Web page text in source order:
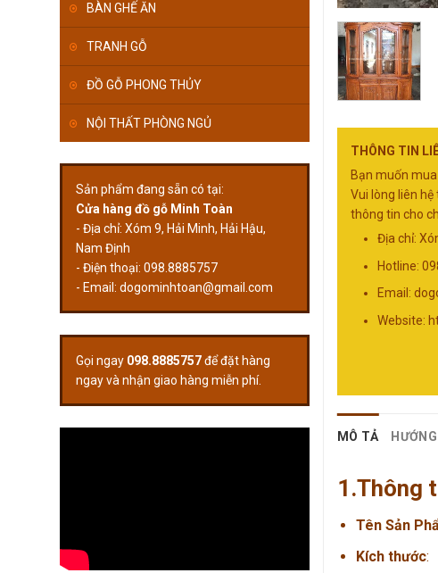
BÀN GHẾ ĂN
TRANH GỖ
ĐỒ GỖ PHONG THỦY
NỘI THẤT PHÒNG NGỦ
Sản phẩm đang sẵn có tại:
Cửa hàng đồ gỗ Minh Toàn
- Địa chỉ: Xóm 9, Hải Minh, Hải Hậu,
Nam Định
- Điện thoại: 098.8885757
- Email: dogominhtoan@gmail.com
Gọi ngay 098.8885757để đặt hàng
ngay và nhận giao hàng miễn phí.
THÔNG TIN
Bạn muốn
Vui lòng liên
thông tin cho
Địa chỉ:
Hotline:
Email:
Website:
MÔ TẢ
1.Thông
Tên Sản
Kích thước: